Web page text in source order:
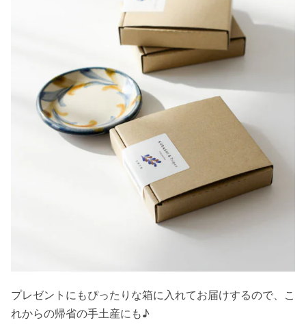
プレゼントにもぴったりな箱に入れてお届けするので、こ
れからの帰省の手土産にも♪